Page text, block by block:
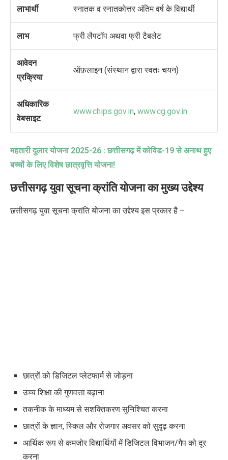
लाभार्थी स्नातक व स्नातकोत्तर अंतिम वर्ष के विद्यार्थी
लाभ फ्री लैपटॉप अथवा फ्री टैबलेट
आवेदन
प्रक्रिया
ऑफ़लाइन (संस्थान द्वारा स्वतः चयन)
अधिकारिक
वेबसाइट
www.chips.gov.in, www.cg.gov.in
महतारी दुलार योजना 2025-26 : छत्तीसगढ़ में कोविड-19 से अनाथ हुए
बच्चों के लिए विशेष छात्रवृत्ति योजना!
छत्तीसगढ़ युवा सूचना क्रांति योजना का मुख्य उद्देश्य
छत्तीसगढ़ युवा सूचना क्रांति योजना का उद्देश्य इस प्रकार है –
छात्रों को डिजिटल प्लेटफार्म से जोड़ना
उच्च शिक्षा की गुणवत्ता बढ़ाना
तकनीक के माध्यम से सशक्तिकरण सुनिश्चित करना
छात्रों के ज्ञान,स्किल और रोजगार अवसर को सुदृढ़ करना
आर्थिक रूप से कमजोर विद्यार्थियों में डिजिटल विभाजन/गैप को दूर
करना